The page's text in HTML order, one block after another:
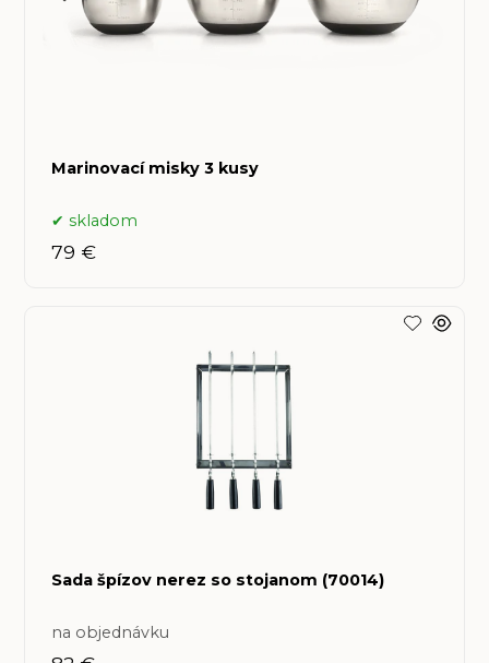
Marinovací misky 3 kusy
skladom
79 €
Sada špízov nerez so stojanom (70014)
na objednávku